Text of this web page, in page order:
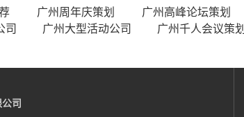
广州周年庆策划 广州高峰论坛策划
司 广州大型活动公司 广州千人会议策划
司